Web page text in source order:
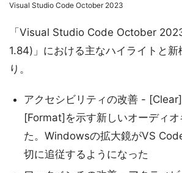
Visual Studio Code October 2023
「Visual Studio Code October
1.84)」における主なハイライトと新
り。
アクセシビリティの改善 - [Clear]
[Format]を示す新しいオーディ
た。Windowsの拡大鏡がVS
切に追従するようになった